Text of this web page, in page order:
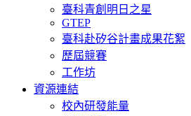
臺科青創明日之星
GTEP
臺科赴矽谷計畫成果花絮
歷屆競賽
工作坊
資源連結
校內研發能量